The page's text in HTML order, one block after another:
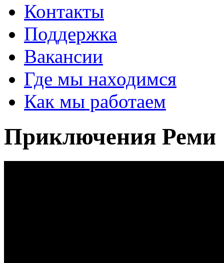
Контакты
Поддержка
Вакансии
Где мы находимся
Как мы работаем
Приключения Реми